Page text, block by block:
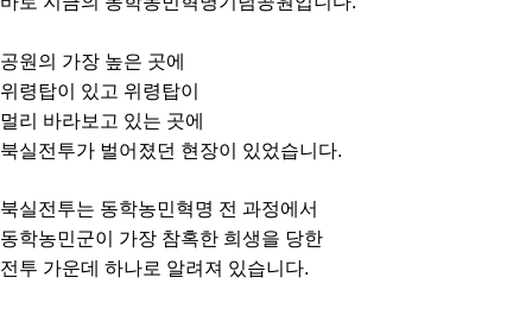
공원의 가장 높은 곳에
위령탑이 있고 위령탑이
멀리 바라보고 있는 곳에
북실전투가 벌어졌던 현장이 있었습니다.
북실전투는 동학농민혁명 전 과정에서
동학농민군이 가장 참혹한 희생을 당한
전투 가운데 하나로 알려져 있습니다.